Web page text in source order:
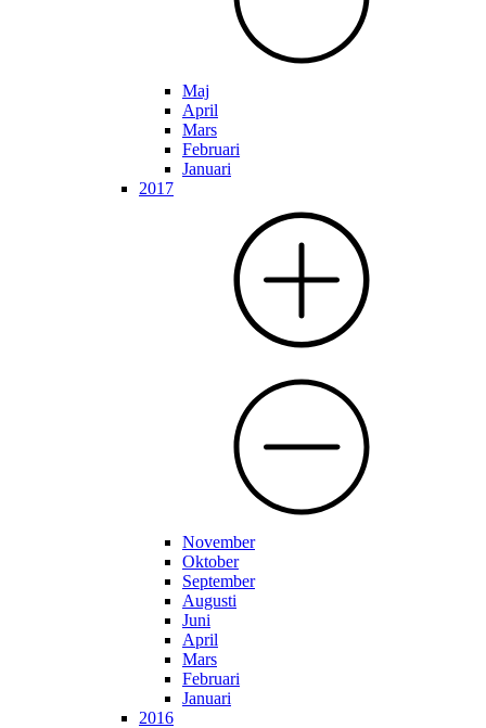
Maj
April
Mars
Februari
Januari
2017
November
Oktober
September
Augusti
Juni
April
Mars
Februari
Januari
2016